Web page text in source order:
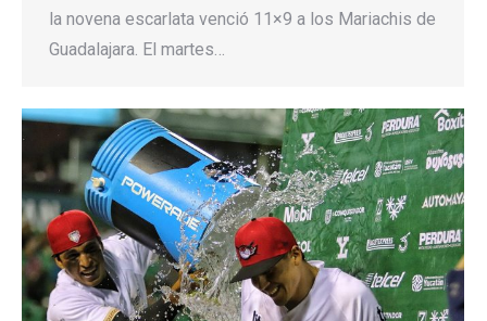
la novena escarlata venció 11×9 a los Mariachis de
Guadalajara. El martes…